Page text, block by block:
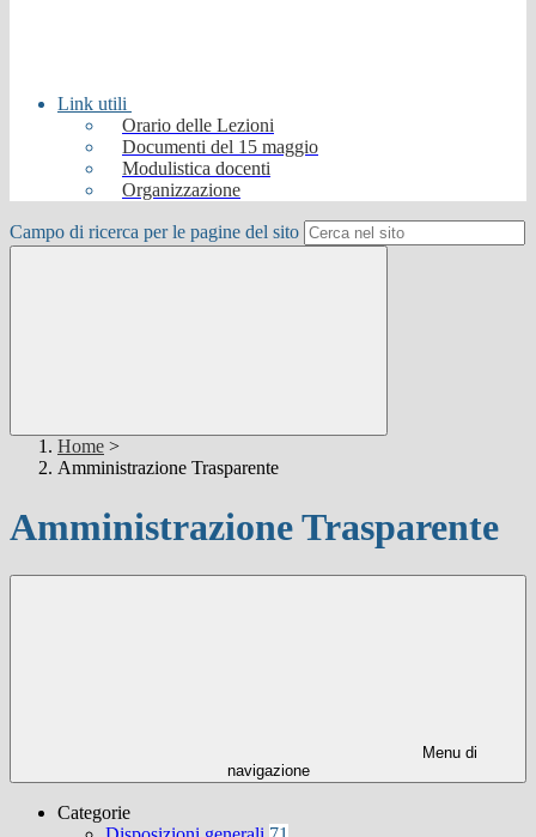
Link utili
Orario delle Lezioni
Documenti del 15 maggio
Modulistica docenti
Organizzazione
Campo di ricerca per le pagine del sito
Home >
Amministrazione Trasparente
Amministrazione Trasparente
Menu di
navigazione
Categorie